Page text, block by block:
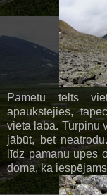
Pametu telts
apaukstējies,
vieta laba. Turpinu
jābūt, bet
līdz pamanu upes
doma, ka